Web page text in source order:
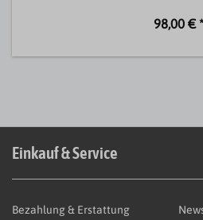
98,00 € *
Einkauf & Service
Bezahlung & Erstattung